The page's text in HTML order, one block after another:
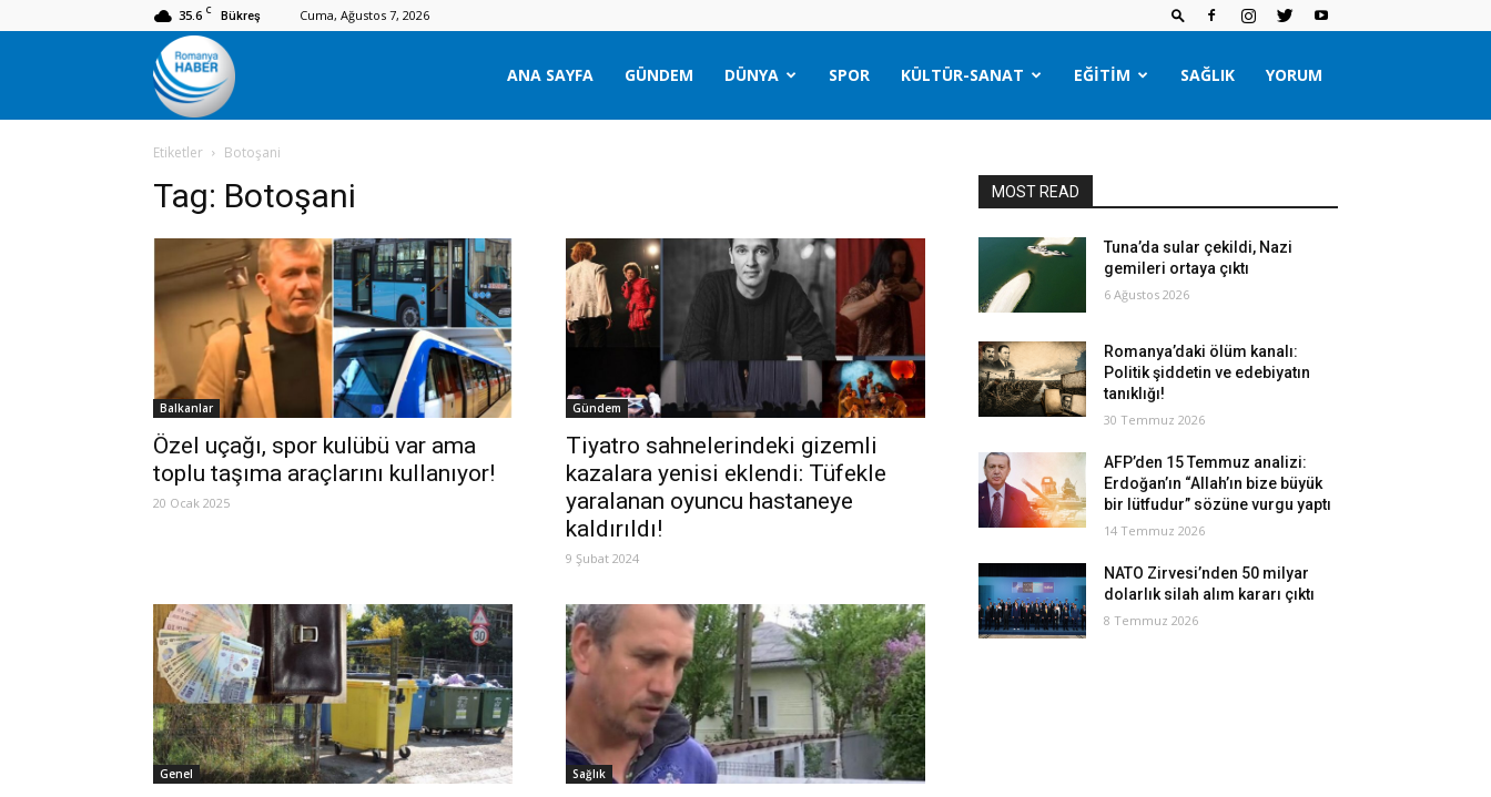
35.6 C Bükreş Cuma, Ağustos 7, 2026
Romanya
Haber
ANA SAYFA GÜNDEM DÜNYA SPOR KÜLTÜR-SANAT EĞITIM SAĞLIK YORUM
Etiketler Botoşani
Tag: Botoşani
Balkanlar
Özel uçağı, spor kulübü var ama
toplu taşıma araçlarını kullanıyor!
20 Ocak 2025
Gündem
Tiyatro sahnelerindeki gizemli
kazalara yenisi eklendi: Tüfekle
yaralanan oyuncu hastaneye
kaldırıldı!
9 Şubat 2024
Genel Sağlık
MOST READ
Tuna’da sular çekildi, Nazi
gemileri ortaya çıktı
6 Ağustos 2026
Romanya’daki ölüm kanalı:
Politik şiddetin ve edebiyatın
tanıklığı!
30 Temmuz 2026
AFP’den 15 Temmuz analizi:
Erdoğan’ın “Allah’ın bize büyük
bir lütfudur” sözüne vurgu yaptı
14 Temmuz 2026
NATO Zirvesi’nden 50 milyar
dolarlık silah alım kararı çıktı
8 Temmuz 2026